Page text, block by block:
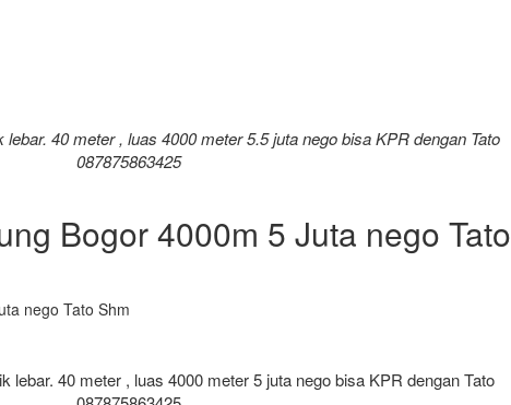
40 meter , luas 4000 meter 5.5 juta nego bisa KPR dengan Tato
087875863425
Bogor 4000m 5 Juta nego Tato
nego Tato Shm
lebar. 40 meter , luas 4000 meter 5 juta nego bisa KPR dengan Tato